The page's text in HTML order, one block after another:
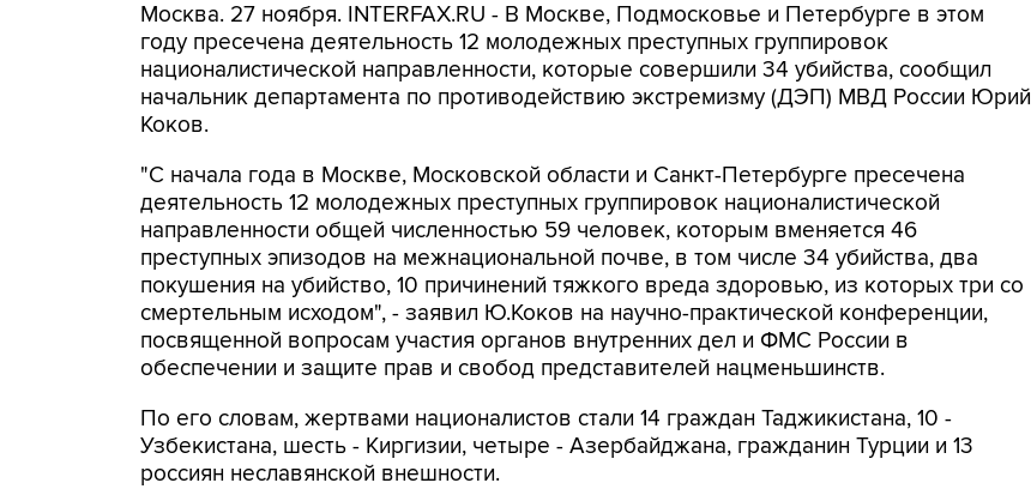
Москва. 27 ноября. INTERFAX.RU - В Москве, Подмосковье и Петербурге в этом
году пресечена деятельность 12 молодежных преступных группировок
националистической направленности, которые совершили 34 убийства, сообщил
начальник департамента по противодействию экстремизму (ДЭП) МВД России Юрий
Коков.
"С начала года в Москве, Московской области и Санкт-Петербурге пресечена
деятельность 12 молодежных преступных группировок националистической
направленности общей численностью 59 человек, которым вменяется 46
преступных эпизодов на межнациональной почве, в том числе 34 убийства, два
покушения на убийство, 10 причинений тяжкого вреда здоровью, из которых три со
смертельным исходом", - заявил Ю.Коков на научно-практической конференции,
посвященной вопросам участия органов внутренних дел и ФМС России в
обеспечении и защите прав и свобод представителей нацменьшинств.
По его словам, жертвами националистов стали 14 граждан Таджикистана, 10 -
Узбекистана, шесть - Киргизии, четыре - Азербайджана, гражданин Турции и 13
россиян неславянской внешности.